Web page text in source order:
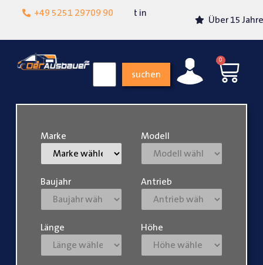
+49 5251 29709 90
Lokalgeschäft in
Über 15 Jahre Erfahrung
suchen
0
Marke Modell
Baujahr Antrieb
Länge Höhe